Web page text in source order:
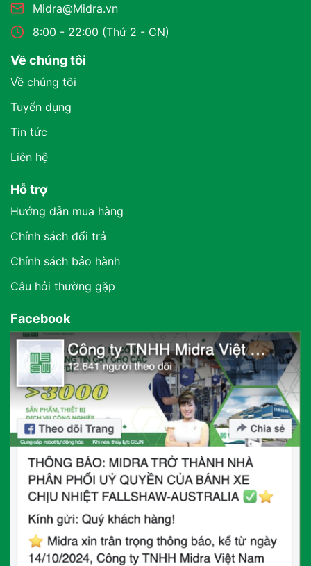
Midra@Midra.vn
8:00 - 22:00 (Thứ 2 - CN)
Về chúng tôi
Về chúng tôi
Tuyển dụng
Tin tức
Liên hệ
Hỗ trợ
Hướng dẫn mua hàng
Chính sách đổi trả
Chính sách bảo hành
Câu hỏi thường gặp
Facebook